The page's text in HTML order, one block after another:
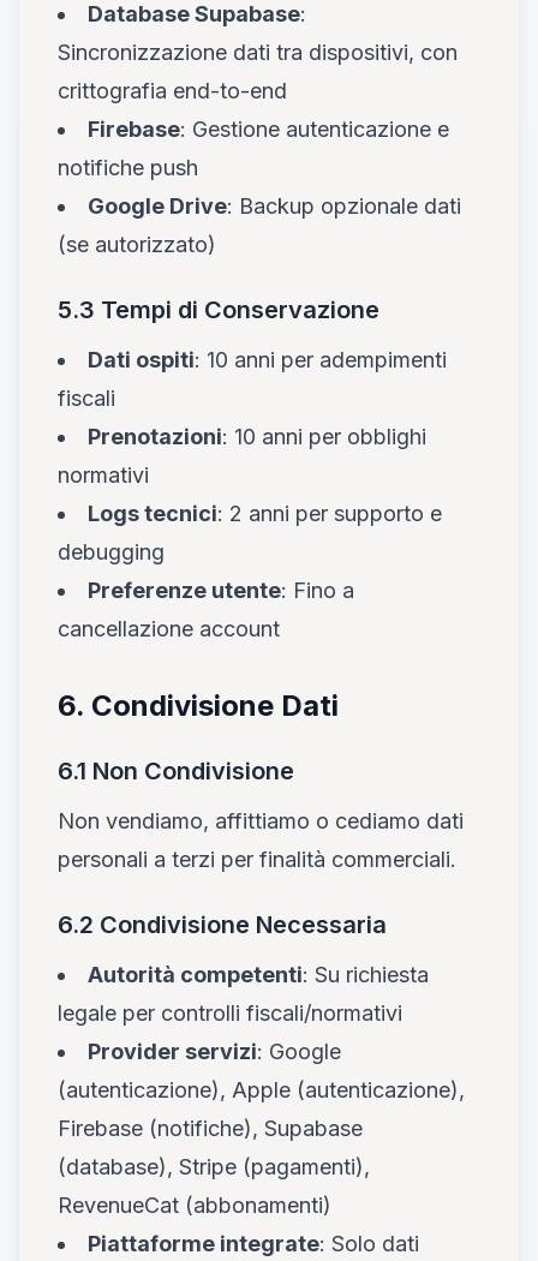
Database Supabase:
Sincronizzazione dati tra dispositivi, con
crittografia end-to-end
Firebase: Gestione autenticazione e
notifiche push
Google Drive: Backup opzionale dati
(se autorizzato)
5.3 Tempi di Conservazione
Dati ospiti: 10 anni per adempimenti
fiscali
Prenotazioni: 10 anni per obblighi
normativi
Logs tecnici: 2 anni per supporto e
debugging
Preferenze utente: Fino a
cancellazione account
6. Condivisione Dati
6.1 Non Condivisione
Non vendiamo, affittiamo o cediamo dati
personali a terzi per finalità commerciali.
6.2 Condivisione Necessaria
Autorità competenti: Su richiesta
legale per controlli fiscali/normativi
Provider servizi: Google
(autenticazione), Apple (autenticazione),
Firebase (notifiche), Supabase
(database), Stripe (pagamenti),
RevenueCat (abbonamenti)
Piattaforme integrate: Solo dati